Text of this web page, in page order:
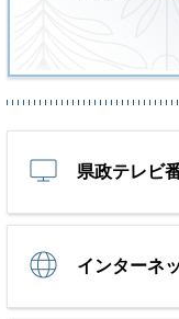
県政テレビ
インターネ